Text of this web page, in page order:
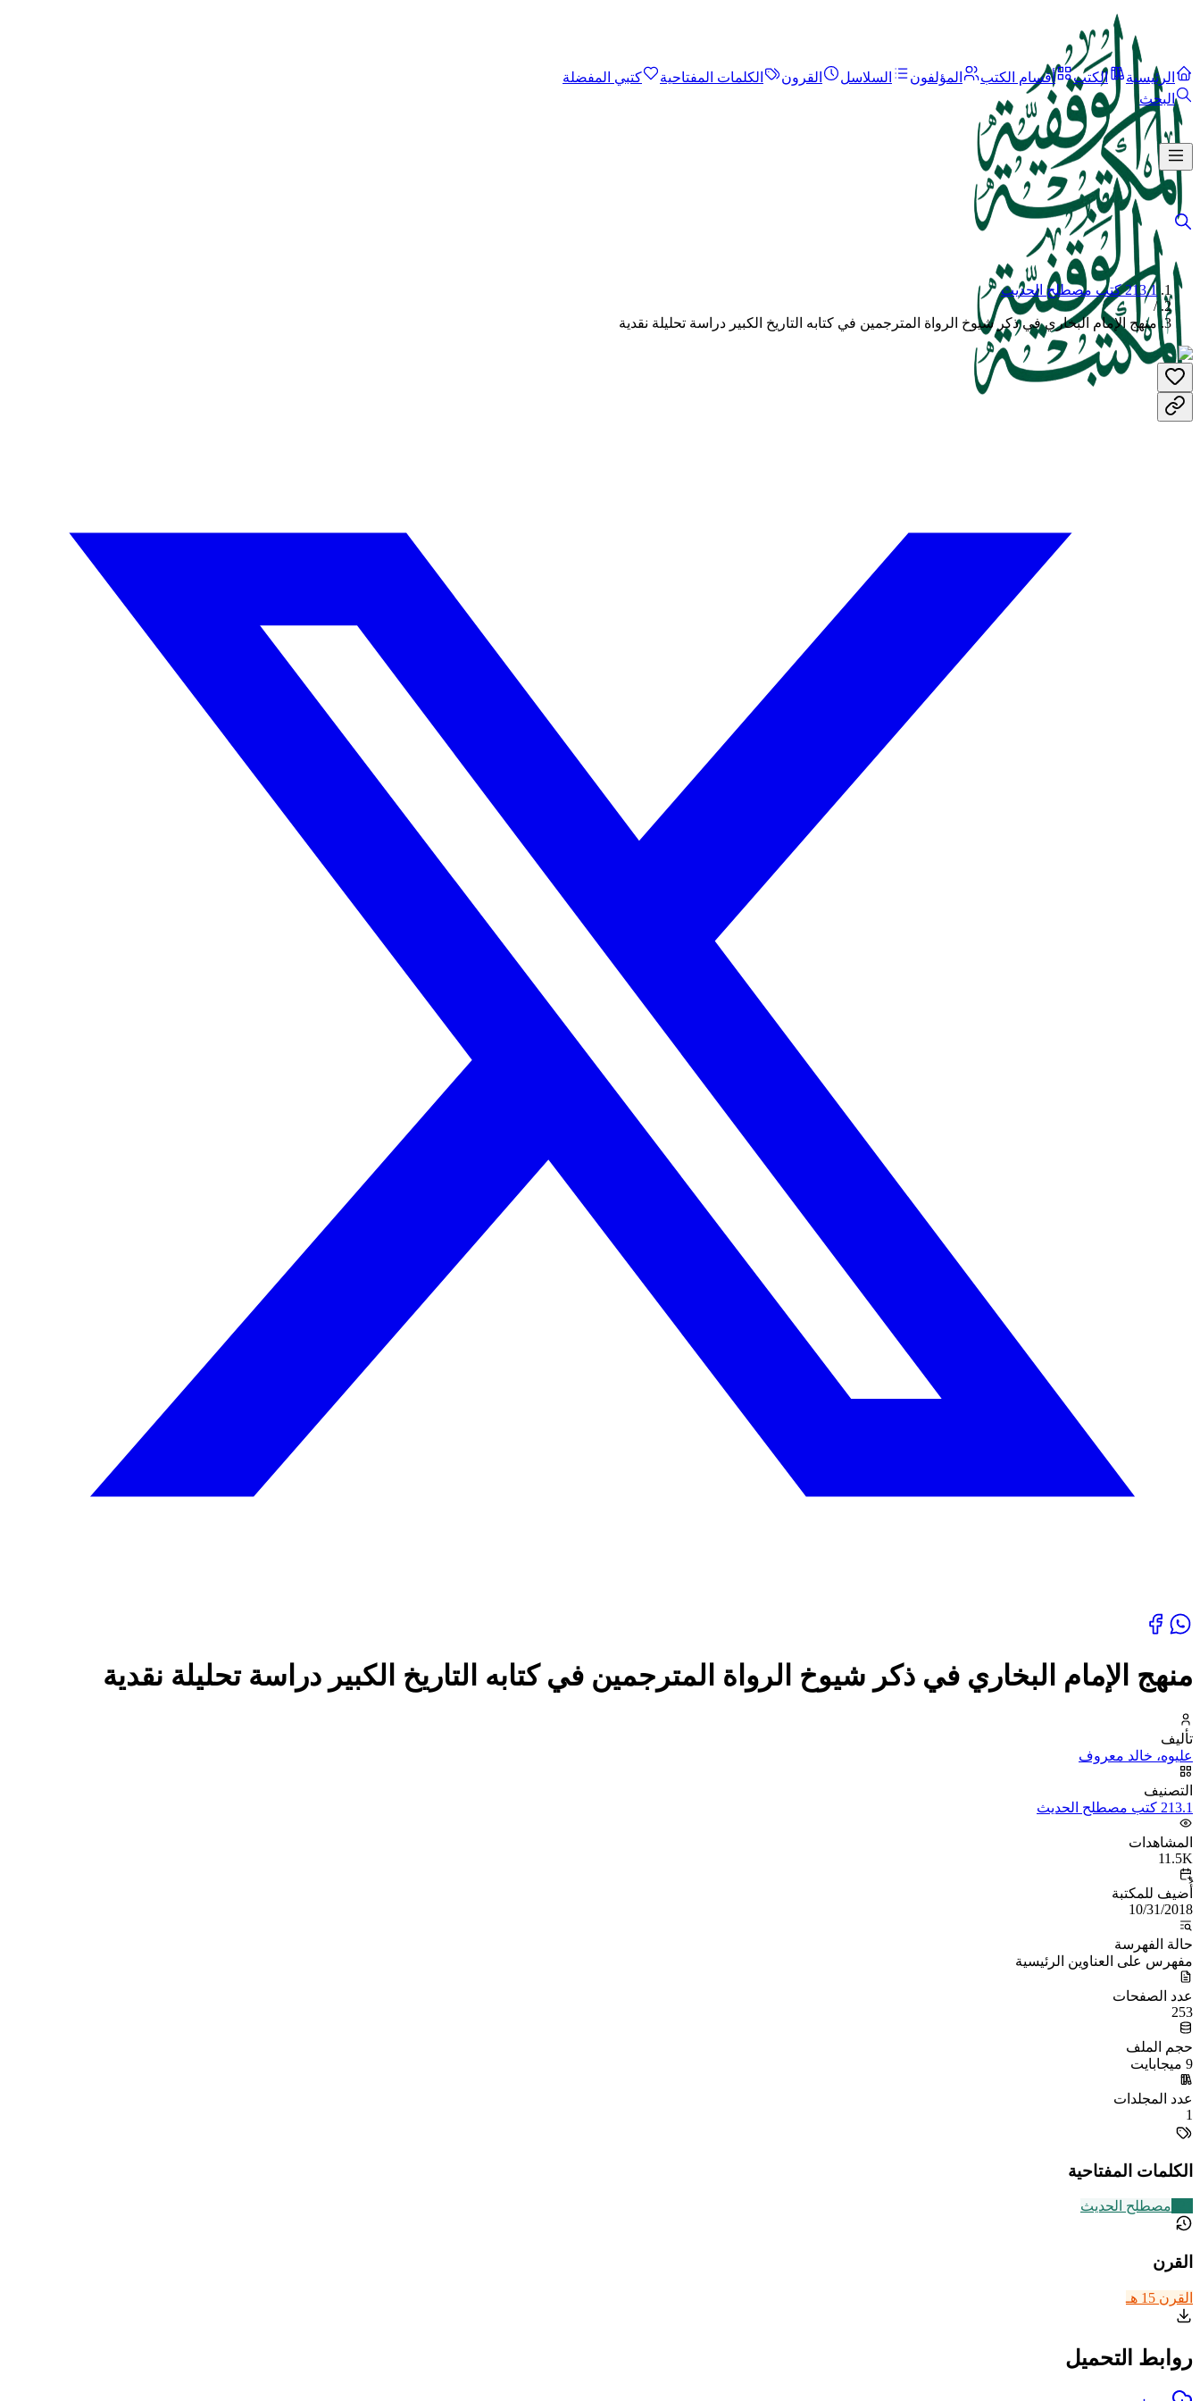
الرئيسية الكتب أقسام الكتب المؤلفون السلاسل القرون الكلمات المفتاحية
كتبي المفضلة
البحث
213.1 كتب مصطلح الحديث
/
منهج الإمام البخاري في ذكر شيوخ الرواة المترجمين في كتابه التاريخ الكبير دراسة تحليلة نقدية
منهج الإمام البخاري في ذكر شيوخ الرواة المترجمين في كتابه التاريخ الكبير دراسة تحليلة نقدية
تأليف
عليوه، خالد معروف
التصنيف
213.1 كتب مصطلح الحديث
المشاهدات
11.5K
أُضيف للمكتبة
10/31/2018
حالة الفهرسة
مفهرس على العناوين الرئيسية
عدد الصفحات
253
حجم الملف
9 ميجابايت
عدد المجلدات
1
الكلمات المفتاحية
مصطلح الحديث
القرن
القرن 15 هـ
روابط التحميل